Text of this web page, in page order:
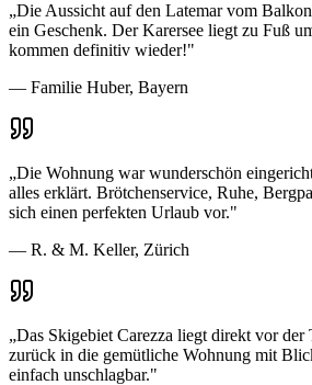
„Die Aussicht auf den Latemar vom
ein Geschenk. Der Karersee liegt zu Fuß
kommen definitiv wieder!"
— Familie Huber, Bayern
„Die Wohnung war wunderschön
alles erklärt. Brötchenservice, Ruhe,
sich einen perfekten Urlaub vor."
— R. & M. Keller, Zürich
„Das Skigebiet Carezza liegt direkt vor der
zurück in die gemütliche Wohnung mit
einfach unschlagbar."